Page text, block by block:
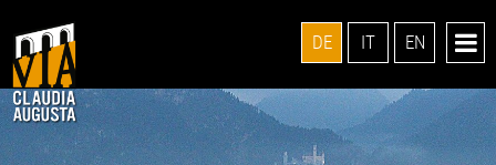
DE IT EN